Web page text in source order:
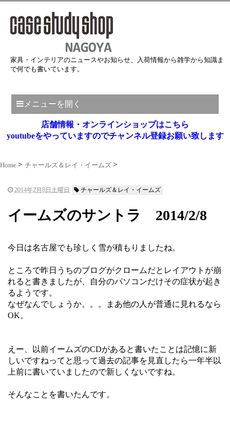
家具・インテリアのニュースやお知らせ、入荷情報から雑学から知識ま
で何でも書いています。
メニューを開く
店舗情報・オンラインショップはこちら
youtubeをやっていますのでチャンネル登録お願い致します
Home チャールズ＆レイ・イームズ
2014年2月8日土曜日 チャールズ＆レイ・イームズ
イームズのサントラ 2014/2/8
今日は名古屋でも珍しく雪が積もりましたね。
ところで昨日うちのブログがクロームだとレイアウトが崩
れると書きましたが、自分のパソコンだけその症状が起き
るようです。
なぜなんでしょうか。。。まあ他の人が普通に見れるなら
OK。
えー、以前イームズのCDがあると書いたことは記憶に新
しいですねってと思って過去の記事を見直したら一年半以
上前に書いていましたので新しくないですね。
そんなことを書いたんです。